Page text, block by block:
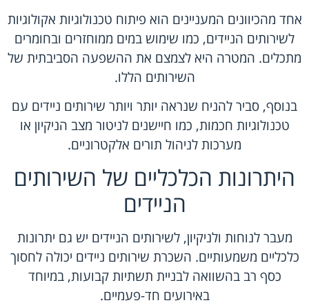
אחד מהכיוונים המעניינים הוא פיתוח טכנולוגיות אקולוגיות
לשירותים הניידים, כמו שימוש במים ממוחזרים ובחומרים
מתכלים. המטרה היא לצמצם את ההשפעה הסביבתית של
השירותים הללו.
בנוסף, סביר להניח שנראה יותר ויותר שירותים ניידים עם
טכנולוגיות חכמות, כמו חיישנים לניטור מצב הניקיון או
מערכות לניהול תורים אלקטרוניים.
היתרונות הכלכליים של השירותים
הניידים
מעבר לנוחות ולניקיון, לשירותים הניידים יש גם יתרונות
כלכליים משמעותיים. השכרת שירותים ניידים יכולה לחסוך
כסף רב בהשוואה לבניית תשתיות קבועות, במיוחד
באירועים חד-פעמיים.